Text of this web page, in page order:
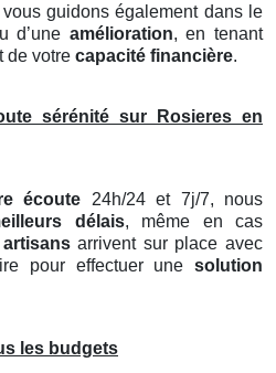
guidons également dans le
d’une amélioration, en tenant
de votre capacité financière.
sérénité sur Rosieres en
écoute 24h/24 et 7j/7, nous
délais, même en cas
artisansarrivent sur place avec
pour effectuer une solution
les budgets